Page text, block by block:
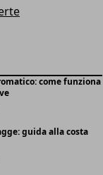
come funziona
guida alla costa